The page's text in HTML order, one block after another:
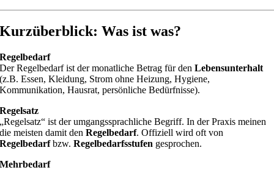
Kurzüberblick: Was ist was?
Regelbedarf
Der Regelbedarf ist der monatliche Betrag für denLebensunterhalt
(z.B. Essen, Kleidung, Strom ohne Heizung, Hygiene,
Kommunikation, Hausrat, persönliche Bedürfnisse).
Regelsatz
„Regelsatz“ ist der umgangssprachliche Begriff. In der Praxis meinen
die meisten damit denRegelbedarf. Offiziell wird oft von
Regelbedarfbzw.Regelbedarfsstufen gesprochen.
Mehrbedarf